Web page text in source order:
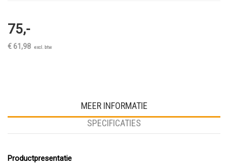
75,-
€ 61,98 excl. btw
MEER INFORMATIE
SPECIFICATIES
Productpresentatie